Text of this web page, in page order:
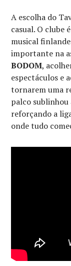
A escolha do
casual. O clube
musical
importante na
BODOM,
espectáculos e
tornarem uma
palco
reforçando a
onde tudo